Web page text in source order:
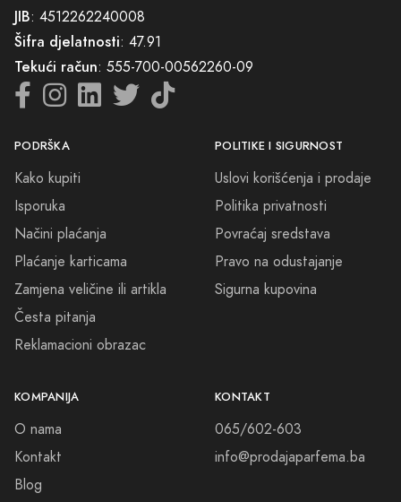
JIB: 4512262240008
Šifra djelatnosti: 47.91
Tekući račun: 555-700-00562260-09
PODRŠKA
Kako kupiti
Isporuka
Načini plaćanja
Plaćanje karticama
Zamjena veličine ili artikla
Česta pitanja
Reklamacioni obrazac
POLITIKE I SIGURNOST
Uslovi korišćenja i prodaje
Politika privatnosti
Povraćaj sredstava
Pravo na odustajanje
Sigurna kupovina
KOMPANIJA
O nama
Kontakt
Blog
KONTAKT
065/602-603
info@prodajaparfema.ba